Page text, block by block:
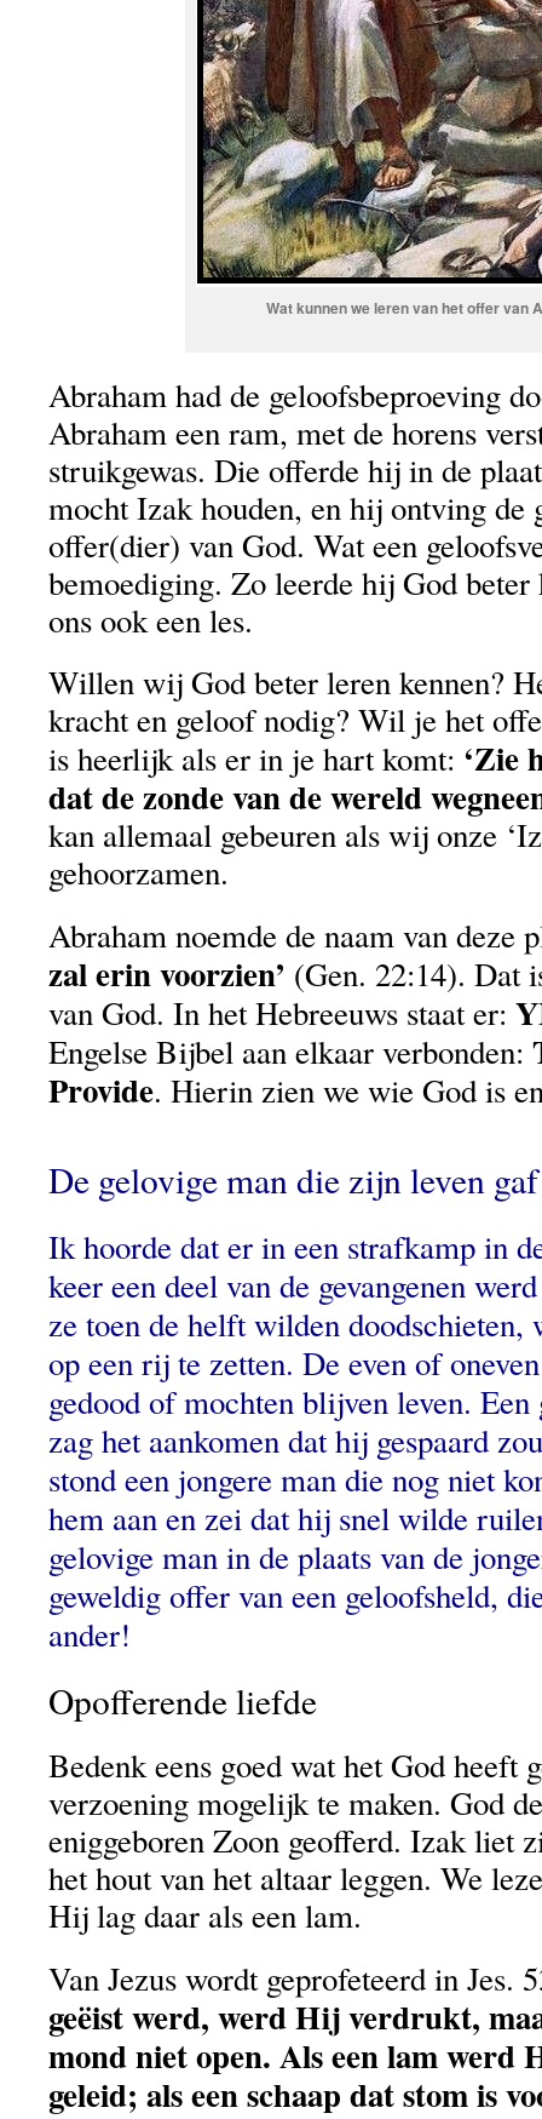
Wat kunnen we leren van het offer van
Abraham had de geloofsbeproeving
Abraham een ram, met de horens
struikgewas. Die offerde hij in de
mocht Izak houden, en hij ontving de
offer(dier) van God. Wat een
bemoediging. Zo leerde hij God beter
ons ook een les.
Willen wij God beter leren kennen?
kracht en geloof nodig? Wil je het
is heerlijk als er in je hart komt: ‘Zie
dat de zonde van de wereld
kan allemaal gebeuren als wij onze
gehoorzamen.
Abraham noemde de naam van deze
zal erin voorzien’ (Gen. 22:14). Dat
van God. In het Hebreeuws staat er:
Engelse Bijbel aan elkaar verbonden:
Provide. Hierin zien we wie God is
De gelovige man die zijn leven
Ik hoorde dat er in een strafkamp in
keer een deel van de gevangenen
ze toen de helft wilden doodschieten,
op een rij te zetten. De even of
gedood of mochten blijven leven.
zag het aankomen dat hij gespaard
stond een jongere man die nog niet
hem aan en zei dat hij snel wilde
gelovige man in de plaats van de
geweldig offer van een geloofsheld,
ander!
Opofferende liefde
Bedenk eens goed wat het God heeft
verzoening mogelijk te maken. God
eniggeboren Zoon geofferd. Izak liet
het hout van het altaar leggen. We
Hij lag daar als een lam.
Van Jezus wordt geprofeteerd in Jes.
geëist werd, werd Hij verdrukt,
mond niet open. Als een lam werd
geleid; als een schaap dat stom is